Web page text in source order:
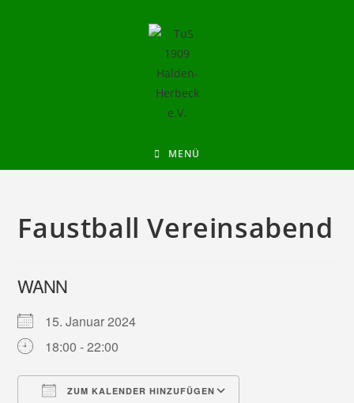
MENÜ
Faustball Vereinsabend
WANN
15. Januar 2024
18:00 - 22:00
ZUM KALENDER HINZUFÜGEN